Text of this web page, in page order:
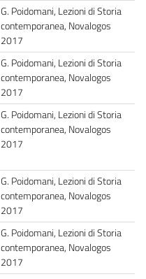
G. Poidomani, Lezioni di Storia
contemporanea, Novalogos
2017
G. Poidomani, Lezioni di Storia
contemporanea, Novalogos
2017
G. Poidomani, Lezioni di Storia
contemporanea, Novalogos
2017
G. Poidomani, Lezioni di Storia
contemporanea, Novalogos
2017
G. Poidomani, Lezioni di Storia
contemporanea, Novalogos
2017